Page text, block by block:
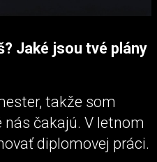
Jaké jsou tvé plány
takže som
nás čakajú. V letnom
diplomovej práci.